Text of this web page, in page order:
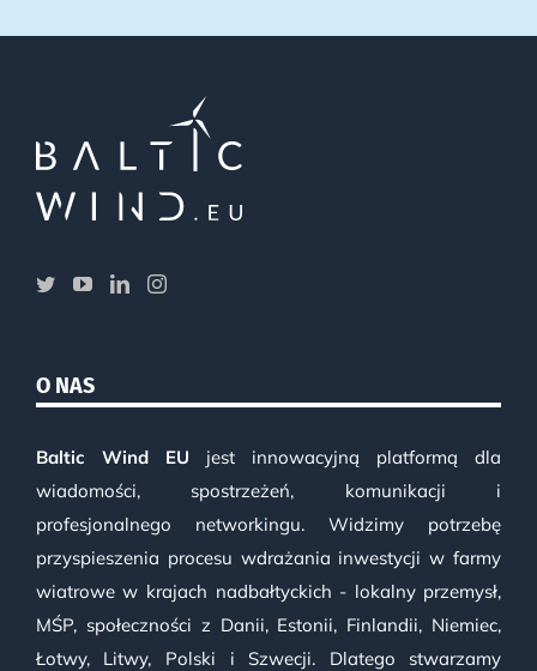
O NAS
Baltic Wind EU jest innowacyjną platformą dla
wiadomości, spostrzeżeń, komunikacji i
profesjonalnego networkingu. Widzimy potrzebę
przyspieszenia procesu wdrażania inwestycji w farmy
wiatrowe w krajach nadbałtyckich - lokalny przemysł,
MŚP, społeczności z Danii, Estonii, Finlandii, Niemiec,
Łotwy, Litwy, Polski i Szwecji. Dlatego stwarzamy